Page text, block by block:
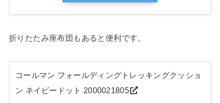
折りたたみ座布団もあると便利です。
コールマン フォールディングトレッキングクッショ
ン ネイビードット 2000021805